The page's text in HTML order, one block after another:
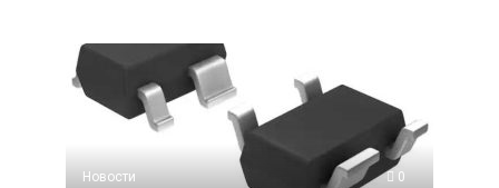
Новости 0